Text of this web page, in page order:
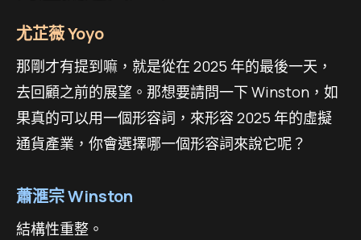
尤芷薇 Yoyo
那剛才有提到嘛，就是從在 2025 年的最後一天，
去回顧之前的展望。那想要請問一下 Winston，如
果真的可以用一個形容詞，來形容 2025 年的虛擬
通貨產業，你會選擇哪一個形容詞來說它呢？
蕭滙宗 Winston
結構性重整。